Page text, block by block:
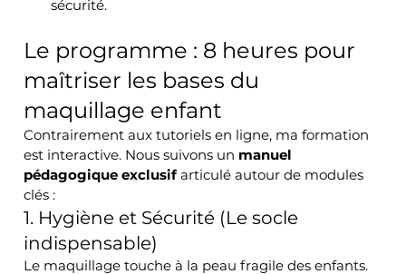
sécurité.
Le programme : 8 heures pour
maîtriser les bases du
maquillage enfant
Contrairement aux tutoriels en ligne, ma formation
est interactive. Nous suivons un manuel
pédagogique exclusif articulé autour de modules
clés :
1. Hygiène et Sécurité (Le socle
indispensable)
Le maquillage touche à la peau fragile des enfants.